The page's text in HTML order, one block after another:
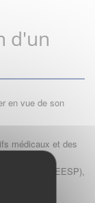
d'un
en vue de son
médicaux et des
publique (CEESP),